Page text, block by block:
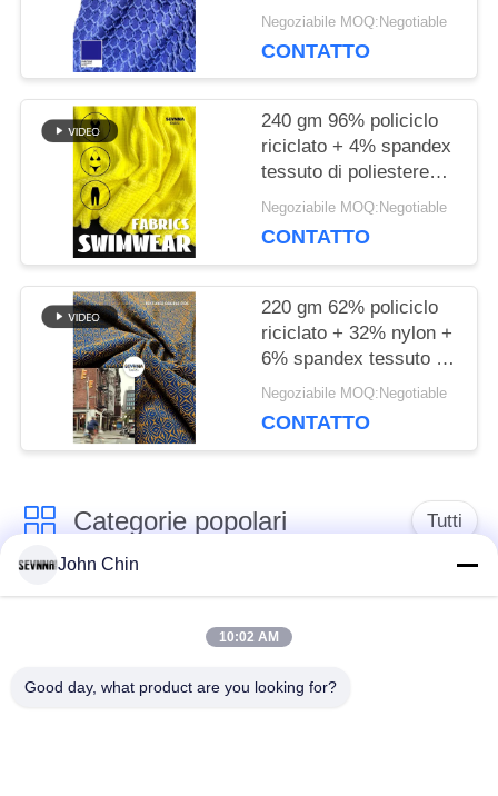
SITO
PRIVACY
POLICY
poliestere riciclato per
Negoziabile MOQ:Negotiable
CONTATTO
240 gm 96% policiclo
riciclato + 4% spandex
tessuto di poliestere
riciclato per maglia
Negoziabile MOQ:Negotiable
CONTATTO
220 gm 62% policiclo
riciclato + 32% nylon +
6% spandex tessuto di
poliestere riciclato per
Negoziabile MOQ:Negotiable
CONTATTO
Categorie popolari Tutti
Tessuto riciclato dello
Tessuto di nylon
riciclato
tessuto in poliestere
Tessuto riciclato di
John Chin
10:02 AM
Good day, what product are you looking for?